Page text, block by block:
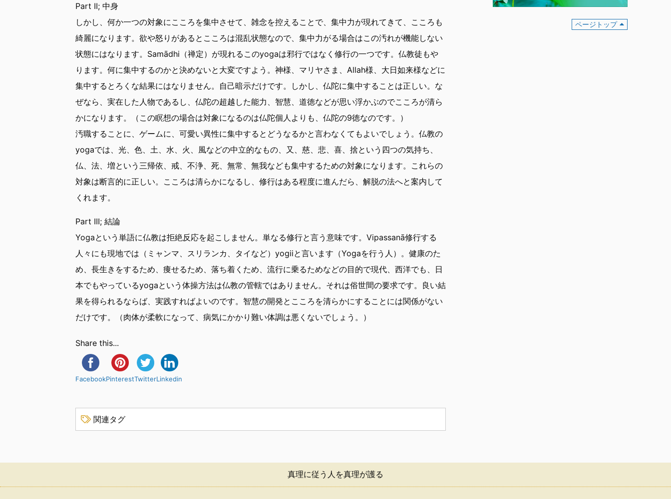
Part II; 中身
しかし、何か一つの対象にこころを集中させて、雑念を控えることで、集中力が現れてきて、こころも
綺麗になります。欲や怒りがあるとこころは混乱状態なので、集中力がる場合はこの汚れが機能しない
状態にはなります。Samādhi（禅定）が現れるこのyogaは邪行ではなく修行の一つです。仏教徒もや
ります。何に集中するのかと決めないと大変ですよう。神様、マリヤさま、Allah様、大日如来様などに
集中するとろくな結果にはなりません。自己暗示だけです。しかし、仏陀に集中することは正しい。な
ぜなら、実在した人物であるし、仏陀の超越した能力、智慧、道徳などが思い浮かぶのでこころが清ら
かになります。（この瞑想の場合は対象になるのは仏陀個人よりも、仏陀の9徳なのです。）
汚職することに、ゲームに、可愛い異性に集中するとどうなるかと言わなくてもよいでしょう。仏教の
yogaでは、光、色、土、水、火、風などの中立的なもの、又、慈、悲、喜、捨という四つの気持ち、
仏、法、増という三帰依、戒、不浄、死、無常、無我なども集中するための対象になります。これらの
対象は断言的に正しい。こころは清らかになるし、修行はある程度に進んだら、解脱の法へと案内して
くれます。
Part III; 結論
Yogaという単語に仏教は拒絶反応を起こしません。単なる修行と言う意味です。Vipassanā修行する
人々にも現地では（ミャンマ、スリランカ、タイなど）yogiiと言います（Yogaを行う人）。健康のた
め、長生きをするため、痩せるため、落ち着くため、流行に乗るためなどの目的で現代、西洋でも、日
本でもやっているyogaという体操方法は仏教の管轄ではありません。それは俗世間の要求です。良い結
果を得られるならば、実践すればよいのです。智慧の開発とこころを清らかにすることには関係がない
だけです。（肉体が柔軟になって、病気にかかり難い体調は悪くないでしょう。）
Share this...
FacebookPinterestTwitterLinkedin
関連タグ
ページトップ
真理に従う人を真理が護る